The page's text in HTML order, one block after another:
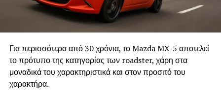
Για περισσότερα από 30 χρόνια, το Mazda MX-5 αποτελεί
το πρότυπο της κατηγορίας των roadster, χάρη στα
μοναδικά του χαρακτηριστικά και στον προσιτό του
χαρακτήρα.